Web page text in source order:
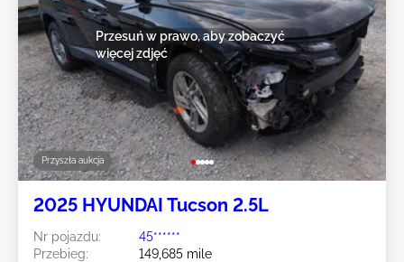
Przyszła aukcja
Przesuń w prawo, aby zobaczyć
więcej zdjęć
2025 HYUNDAI Tucson 2.5L
Nr pojazdu:
45******
Przebieg:
149,685 mile